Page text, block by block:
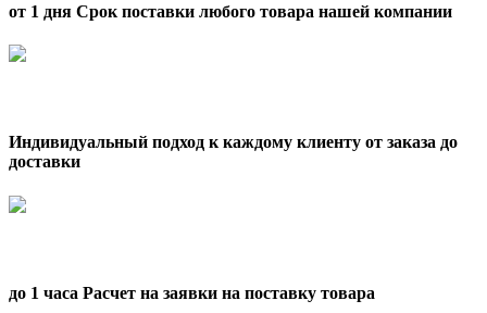
от 1 дня Срок поставки любого товара нашей компании
Индивидуальный подход к каждому клиенту от заказа до
доставки
до 1 часа Расчет на заявки на поставку товара